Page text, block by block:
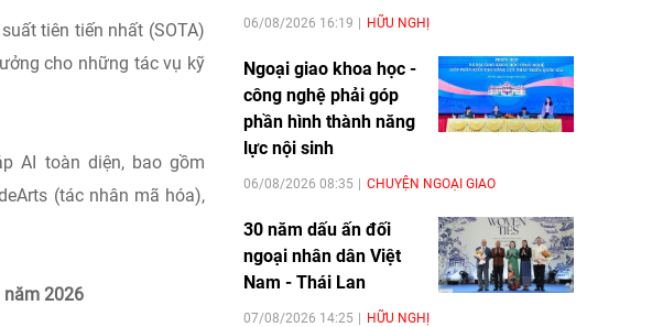
tiên tiến nhất (SOTA)
cho những tác vụ kỹ
AI toàn diện, bao gồm
(tác nhân mã hóa),
năm 2026
06/08/2026 16:19 HỮU NGHỊ
Ngoại giao khoa học -
công nghệ phải góp
phần hình thành năng
lực nội sinh
06/08/2026 08:35 CHUYỆN NGOẠI GIAO
30 năm dấu ấn đối
ngoại nhân dân Việt
Nam - Thái Lan
07/08/2026 14:25 HỮU NGHỊ